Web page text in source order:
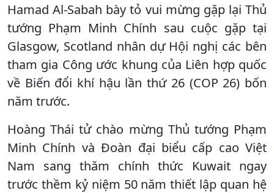
Hamad Al-Sabah bày tỏ vui mừng gặp lại Thủ
tướng Phạm Minh Chính sau cuộc gặp tại
Glasgow, Scotland nhân dự Hội nghị các bên
tham gia Công ước khung của Liên hợp quốc
về Biến đổi khí hậu lần thứ 26 (COP 26) bốn
năm trước.
Hoàng Thái tử chào mừng Thủ tướng Phạm
Minh Chính và Đoàn đại biểu cấp cao Việt
Nam sang thăm chính thức Kuwait ngay
trước thềm kỷ niệm 50 năm thiết lập quan hệ